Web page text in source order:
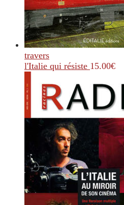
travers
l'Italie qui résiste 15.00€